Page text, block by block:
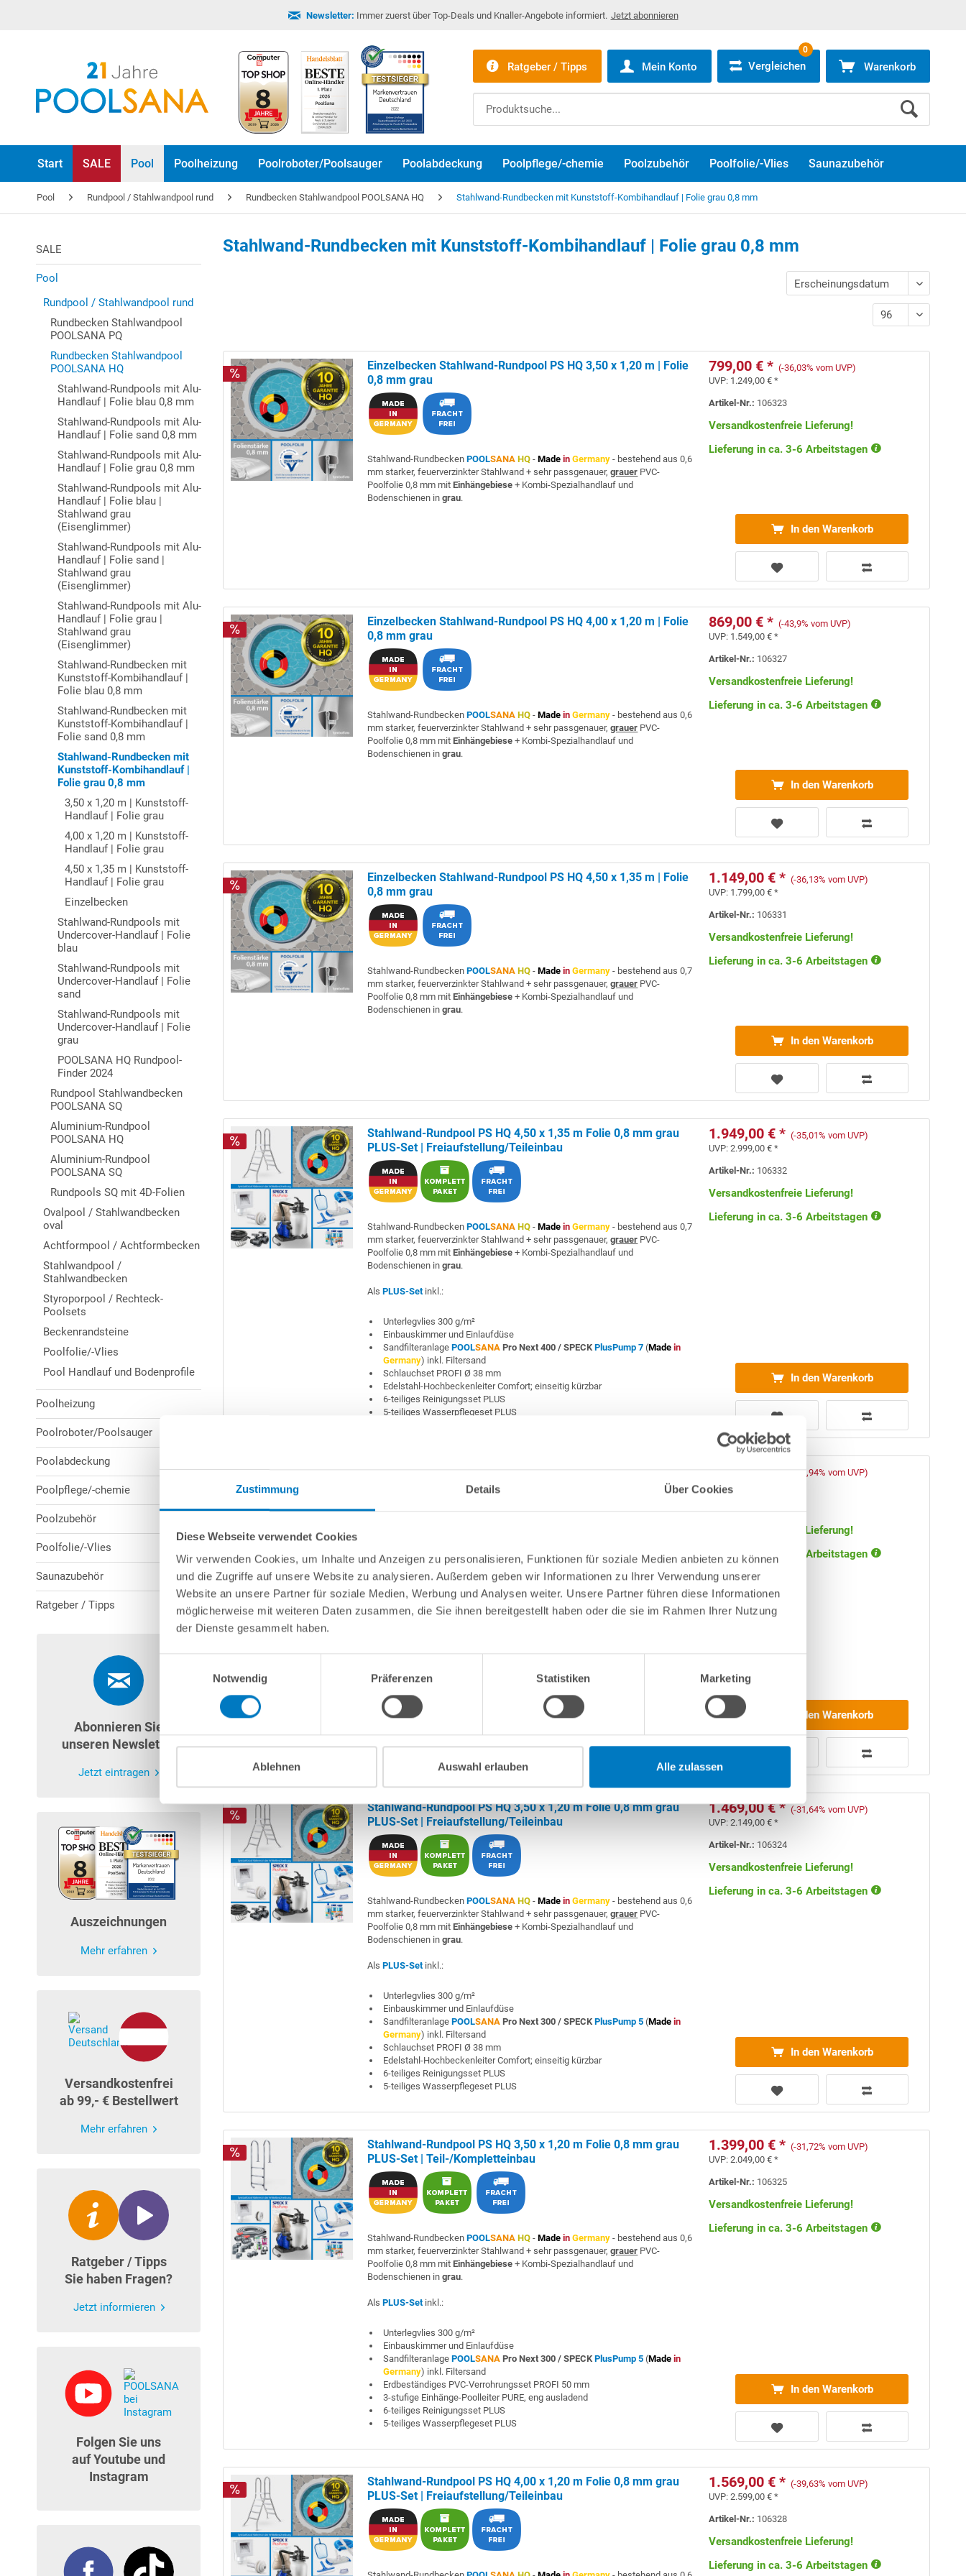
Zustimmung Details Über Cookies
Diese Webseite verwendet Cookies
Wir verwenden Cookies, um Inhalte und Anzeigen zu personalisieren, Funktionen für soziale Medien anbieten zu können
und die Zugriffe auf unsere Website zu analysieren. Außerdem geben wir Informationen zu Ihrer Verwendung unserer
Website an unsere Partner für soziale Medien, Werbung und Analysen weiter. Unsere Partner führen diese Informationen
möglicherweise mit weiteren Daten zusammen, die Sie ihnen bereitgestellt haben oder die sie im Rahmen Ihrer Nutzung
der Dienste gesammelt haben.
Notwendig
Präferenzen Statistiken Marketing
Ablehnen Auswahl erlauben Alle zulassen
Newsletter: Immer zuerst über Top-Deals und Knaller-Angebote informiert. Jetzt abonnieren
Ratgeber / Tipps Mein Konto Vergleichen
0
Warenkorb
Start SALE Pool Poolheizung Poolroboter/Poolsauger Poolabdeckung Poolpflege/-chemie Poolzubehör Poolfolie/-Vlies Saunazubehör
Pool Rundpool / Stahlwandpool rund Rundbecken Stahlwandpool POOLSANA HQ Stahlwand-Rundbecken mit Kunststoff-Kombihandlauf | Folie grau 0,8 mm
SALE
Pool
Rundpool / Stahlwandpool rund
Rundbecken Stahlwandpool
POOLSANA PQ
Rundbecken Stahlwandpool
POOLSANA HQ
Stahlwand-Rundpools mit Alu-
Handlauf | Folie blau 0,8 mm
Stahlwand-Rundpools mit Alu-
Handlauf | Folie sand 0,8 mm
Stahlwand-Rundpools mit Alu-
Handlauf | Folie grau 0,8 mm
Stahlwand-Rundpools mit Alu-
Handlauf | Folie blau |
Stahlwand grau
(Eisenglimmer)
Stahlwand-Rundpools mit Alu-
Handlauf | Folie sand |
Stahlwand grau
(Eisenglimmer)
Stahlwand-Rundpools mit Alu-
Handlauf | Folie grau |
Stahlwand grau
(Eisenglimmer)
Stahlwand-Rundbecken mit
Kunststoff-Kombihandlauf |
Folie blau 0,8 mm
Stahlwand-Rundbecken mit
Kunststoff-Kombihandlauf |
Folie sand 0,8 mm
Stahlwand-Rundbecken mit
Kunststoff-Kombihandlauf |
Folie grau 0,8 mm
3,50 x 1,20 m | Kunststoff-
Handlauf | Folie grau
4,00 x 1,20 m | Kunststoff-
Handlauf | Folie grau
4,50 x 1,35 m | Kunststoff-
Handlauf | Folie grau
Einzelbecken
Stahlwand-Rundpools mit
Undercover-Handlauf | Folie
blau
Stahlwand-Rundpools mit
Undercover-Handlauf | Folie
sand
Stahlwand-Rundpools mit
Undercover-Handlauf | Folie
grau
POOLSANA HQ Rundpool-
Finder 2024
Rundpool Stahlwandbecken
POOLSANA SQ
Aluminium-Rundpool
POOLSANA HQ
Aluminium-Rundpool
POOLSANA SQ
Rundpools SQ mit 4D-Folien
Ovalpool / Stahlwandbecken
oval
Achtformpool / Achtformbecken
Stahlwandpool /
Stahlwandbecken
Styroporpool / Rechteck-
Poolsets
Beckenrandsteine
Poolfolie/-Vlies
Pool Handlauf und Bodenprofile
Poolheizung
Poolroboter/Poolsauger
Poolabdeckung
Poolpflege/-chemie
Poolzubehör
Poolfolie/-Vlies
Saunazubehör
Ratgeber / Tipps
Abonnieren Sie
unseren Newsletter
Jetzt eintragen
Auszeichnungen
Mehr erfahren
Versandkostenfrei
ab 99,- € Bestellwert
Mehr erfahren
Ratgeber / Tipps
Sie haben Fragen?
Jetzt informieren
Folgen Sie uns
auf Youtube und
Instagram
Stahlwand-Rundbecken mit Kunststoff-Kombihandlauf | Folie grau 0,8 mm
Einzelbecken Stahlwand-Rundpool PS HQ 3,50 x 1,20 m | Folie
0,8 mm grau
Stahlwand-RundbeckenPOOLSANA HQ -Made in Germany - bestehend aus 0,6
mm starker, feuerverzinkter Stahlwand + sehr passgenauer,grauer PVC-
Poolfolie 0,8 mm mitEinhängebiese + Kombi-Spezialhandlauf und
Bodenschienen ingrau.
799,00 € * (-36,03% vom UVP)
UVP: 1.249,00 € *
Artikel-Nr.: 106323
Versandkostenfreie Lieferung!
Lieferung in ca. 3-6 Arbeitstagen
In den Warenkorb
Einzelbecken Stahlwand-Rundpool PS HQ 4,00 x 1,20 m | Folie
0,8 mm grau
Stahlwand-RundbeckenPOOLSANA HQ -Made in Germany - bestehend aus 0,6
mm starker, feuerverzinkter Stahlwand + sehr passgenauer,grauer PVC-
Poolfolie 0,8 mm mitEinhängebiese + Kombi-Spezialhandlauf und
Bodenschienen ingrau.
869,00 € * (-43,9% vom UVP)
UVP: 1.549,00 € *
Artikel-Nr.: 106327
Versandkostenfreie Lieferung!
Lieferung in ca. 3-6 Arbeitstagen
In den Warenkorb
Einzelbecken Stahlwand-Rundpool PS HQ 4,50 x 1,35 m | Folie
0,8 mm grau
Stahlwand-RundbeckenPOOLSANA HQ -Made in Germany - bestehend aus 0,7
mm starker, feuerverzinkter Stahlwand + sehr passgenauer,grauer PVC-
Poolfolie 0,8 mm mitEinhängebiese + Kombi-Spezialhandlauf und
Bodenschienen ingrau.
1.149,00 € * (-36,13% vom UVP)
UVP: 1.799,00 € *
Artikel-Nr.: 106331
Versandkostenfreie Lieferung!
Lieferung in ca. 3-6 Arbeitstagen
In den Warenkorb
Stahlwand-Rundpool PS HQ 4,50 x 1,35 m Folie 0,8 mm grau
PLUS-Set | Freiaufstellung/Teileinbau
Stahlwand-RundbeckenPOOLSANA HQ -Made in Germany - bestehend aus 0,7
mm starker, feuerverzinkter Stahlwand + sehr passgenauer,grauer PVC-
Poolfolie 0,8 mm mitEinhängebiese + Kombi-Spezialhandlauf und
Bodenschienen ingrau.
AlsPLUS-Setinkl.:
Unterlegvlies 300 g/m²
Einbauskimmer und Einlaufdüse
SandfilteranlagePOOLSANA Pro Next 400 / SPECK PlusPump 7 (Made in
Germany) inkl. Filtersand
Schlauchset PROFI Ø 38 mm
Edelstahl-Hochbeckenleiter Comfort; einseitig kürzbar
6-teiliges Reinigungsset PLUS
5-teiliges Wasserpflegeset PLUS
1.949,00 € * (-35,01% vom UVP)
UVP:2.999,00 € *
Artikel-Nr.: 106332
Versandkostenfreie Lieferung!
Lieferung in ca. 3-6 Arbeitstagen
In den Warenkorb
PLUS-Set | Teil-/Kompletteinbau
Stahlwand-RundbeckenPOOLSANAHQ -Made in Germany- bestehend aus 0,7
mm starker, feuerverzinkter Stahlwand + sehr passgenauer,grauerPVC-
Poolfolie 0,8 mm mitEinhängebiese+ Kombi-Spezialhandlauf und
Bodenschienen in
grau
Einbauskimmer und Einlaufdüse
Sandfilteranlage
Pro Next 400 / SPECK
Germany
Erdbeständiges PVC-Verrohrungsset PROFI 50 mm
6-teiliges Reinigungsset PLUS
5-teiliges Wasserpflegeset PLUS
(-33,94% vom UVP)
UVP:2.799,00 € *
Versandkostenfreie Lieferung!
Lieferung in ca. 3-6 Arbeitstagen
In den Warenkorb
Stahlwand-Rundpool PS HQ 3,50 x 1,20 m Folie 0,8 mm grau
PLUS-Set | Freiaufstellung/Teileinbau
Stahlwand-RundbeckenPOOLSANA HQ -Made in Germany - bestehend aus 0,6
mm starker, feuerverzinkter Stahlwand + sehr passgenauer,grauer PVC-
Poolfolie 0,8 mm mitEinhängebiese + Kombi-Spezialhandlauf und
Bodenschienen ingrau.
AlsPLUS-Setinkl.:
Unterlegvlies 300 g/m²
Einbauskimmer und Einlaufdüse
SandfilteranlagePOOLSANA Pro Next 300 / SPECK PlusPump 5 (Made in
Germany) inkl. Filtersand
Schlauchset PROFI Ø 38 mm
Edelstahl-Hochbeckenleiter Comfort; einseitig kürzbar
6-teiliges Reinigungsset PLUS
5-teiliges Wasserpflegeset PLUS
1.469,00 € * (-31,64% vom UVP)
UVP:2.149,00 € *
Artikel-Nr.: 106324
Versandkostenfreie Lieferung!
Lieferung in ca. 3-6 Arbeitstagen
In den Warenkorb
Stahlwand-Rundpool PS HQ 3,50 x 1,20 m Folie 0,8 mm grau
PLUS-Set | Teil-/Kompletteinbau
Stahlwand-RundbeckenPOOLSANA HQ -Made in Germany - bestehend aus 0,6
mm starker, feuerverzinkter Stahlwand + sehr passgenauer,grauer PVC-
Poolfolie 0,8 mm mitEinhängebiese + Kombi-Spezialhandlauf und
Bodenschienen ingrau.
AlsPLUS-Setinkl.:
Unterlegvlies 300 g/m²
Einbauskimmer und Einlaufdüse
SandfilteranlagePOOLSANA Pro Next 300 / SPECK PlusPump 5 (Made in
Germany) inkl. Filtersand
Erdbeständiges PVC-Verrohrungsset PROFI 50 mm
3-stufige Einhänge-Poolleiter PURE, eng ausladend
6-teiliges Reinigungsset PLUS
5-teiliges Wasserpflegeset PLUS
1.399,00 € * (-31,72% vom UVP)
UVP:2.049,00 € *
Artikel-Nr.: 106325
Versandkostenfreie Lieferung!
Lieferung in ca. 3-6 Arbeitstagen
In den Warenkorb
Stahlwand-Rundpool PS HQ 4,00 x 1,20 m Folie 0,8 mm grau
PLUS-Set | Freiaufstellung/Teileinbau
1.569,00 € * (-39,63% vom UVP)
UVP:2.599,00 € *
Artikel-Nr.: 106328
Versandkostenfreie Lieferung!
Lieferung in ca. 3-6 Arbeitstagen